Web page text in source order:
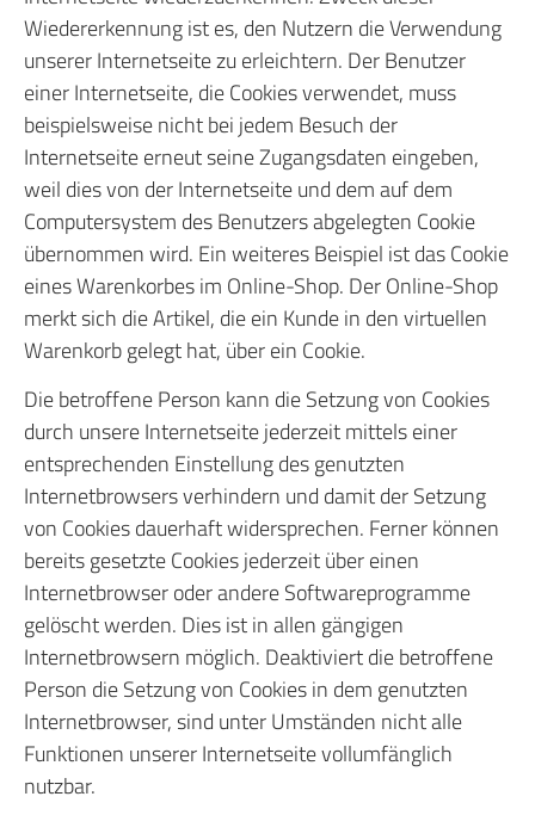
Wiedererkennung ist es, den Nutzern die Verwendung
unserer Internetseite zu erleichtern. Der Benutzer
einer Internetseite, die Cookies verwendet, muss
beispielsweise nicht bei jedem Besuch der
Internetseite erneut seine Zugangsdaten eingeben,
weil dies von der Internetseite und dem auf dem
Computersystem des Benutzers abgelegten Cookie
übernommen wird. Ein weiteres Beispiel ist das Cookie
eines Warenkorbes im Online-Shop. Der Online-Shop
merkt sich die Artikel, die ein Kunde in den virtuellen
Warenkorb gelegt hat, über ein Cookie.
Die betroffene Person kann die Setzung von Cookies
durch unsere Internetseite jederzeit mittels einer
entsprechenden Einstellung des genutzten
Internetbrowsers verhindern und damit der Setzung
von Cookies dauerhaft widersprechen. Ferner können
bereits gesetzte Cookies jederzeit über einen
Internetbrowser oder andere Softwareprogramme
gelöscht werden. Dies ist in allen gängigen
Internetbrowsern möglich. Deaktiviert die betroffene
Person die Setzung von Cookies in dem genutzten
Internetbrowser, sind unter Umständen nicht alle
Funktionen unserer Internetseite vollumfänglich
nutzbar.